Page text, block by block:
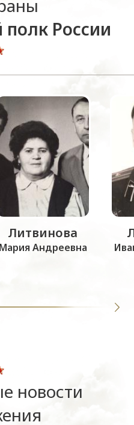
России
Литвинова
Мария Андреевна
новости